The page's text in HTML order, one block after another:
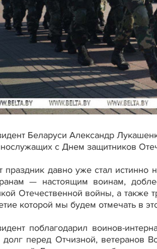
Беларуси Александр
с Днем защитников
праздник давно уже стал
— настоящим воинам,
Отечественной войны, а также
которой мы будем отмечать в
поблагодарил воинов-
долг перед Отчизной, ветеранов